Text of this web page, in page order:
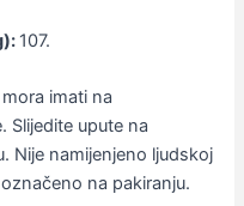
107.
imati na
Slijedite upute na
Nije namijenjeno ljudskoj
na pakiranju.